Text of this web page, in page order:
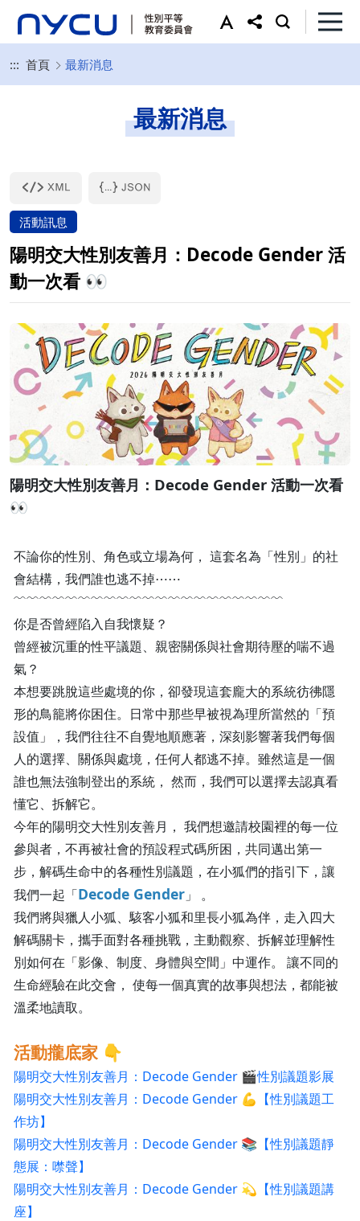
::: 首頁 最新消息
最新消息
活動訊息
陽明交大性別友善月：Decode Gender 活
動一次看 👀
陽明交大性別友善月：Decode Gender 活動一次看
👀
不論你的性別、角色或立場為何， 這套名為「性別」的社
會結構，我們誰也逃不掉⋯⋯
﹌﹌﹌﹌﹌﹌﹌﹌﹌﹌﹌﹌﹌﹌﹌﹌﹌﹌﹌﹌﹌
你是否曾經陷入自我懷疑？
曾經被沉重的性平議題、親密關係與社會期待壓的喘不過
氣？
本想要跳脫這些處境的你，卻發現這套龐大的系統彷彿隱
形的鳥籠將你困住。日常中那些早被視為理所當然的「預
設值」，我們往往不自覺地順應著，深刻影響著我們每個
人的選擇、關係與處境，任何人都逃不掉。雖然這是一個
誰也無法強制登出的系統， 然而，我們可以選擇去認真看
懂它、拆解它。
今年的陽明交大性別友善月， 我們想邀請校園裡的每一位
參與者，不再被社會的預設程式碼所困，共同邁出第一
步，解碼生命中的各種性別議題，在小狐們的指引下，讓
我們一起「Decode Gender 」 。
我們將與獵人小狐、駭客小狐和里長小狐為伴，走入四大
解碼關卡，攜手面對各種挑戰，主動觀察、拆解並理解性
別如何在「影像、制度、身體與空間」中運作。 讓不同的
生命經驗在此交會， 使每一個真實的故事與想法，都能被
溫柔地讀取。
活動攏底家 👇
陽明交大性別友善月：Decode Gender 🎬性別議題影展
陽明交大性別友善月：Decode Gender 💪【性別議題工
作坊】
陽明交大性別友善月：Decode Gender 📚【性別議題靜
態展：噤聲】
陽明交大性別友善月：Decode Gender 💫【性別議題講
座】